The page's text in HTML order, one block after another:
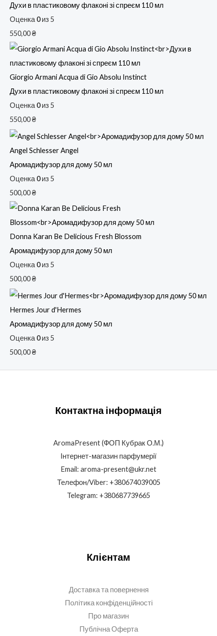
Духи в пластиковому флаконі зі спреєм 110 мл
Оценка 0из 5
550,00₴
Giorgio Armani Acqua di Gio Absolu Instinct
Духи в пластиковому флаконі зі спреєм 110 мл
Оценка 0из 5
550,00₴
Angel Schlesser Angel
Аромадифузор для дому 50 мл
Оценка 0из 5
500,00₴
Donna Karan Be Delicious Fresh Blossom
Аромадифузор для дому 50 мл
Оценка 0из 5
500,00₴
Hermes Jour d'Hermes
Аромадифузор для дому 50 мл
Оценка 0из 5
500,00₴
Контактна інформація
AromaPresent (ФОП Кубрак О.М.)
Інтернет-магазин парфумерії
Email: aroma-present@ukr.net
Телефон/Viber: +380674039005
Telegram: +380687739665
Клієнтам
Доставка та повернення
Політика конфіденційності
Про магазин
Публічна Оферта